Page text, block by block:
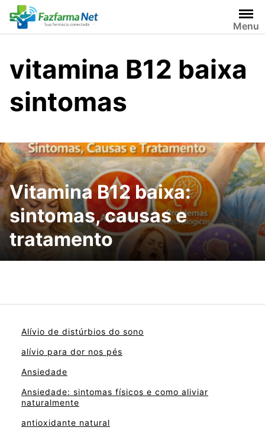
Skip
content
Menu
vitamina B12 baixa
sintomas
Vitamina B12 baixa:
sintomas, causas e
tratamento
Alívio de distúrbios do sono
alívio para dor nos pés
Ansiedade
Ansiedade: sintomas físicos e como aliviar
naturalmente
antioxidante natural